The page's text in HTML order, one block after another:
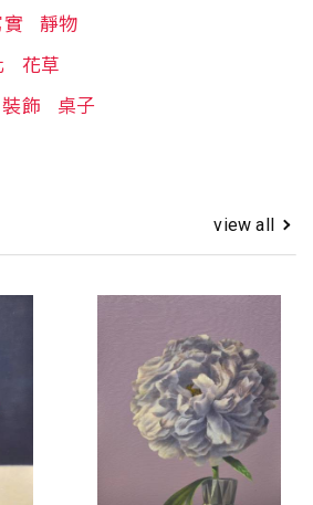
實 靜物
花草
裝飾 桌子
view all